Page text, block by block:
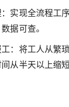
实现全流程工
据可查。
：将工人从繁
从半天以上缩